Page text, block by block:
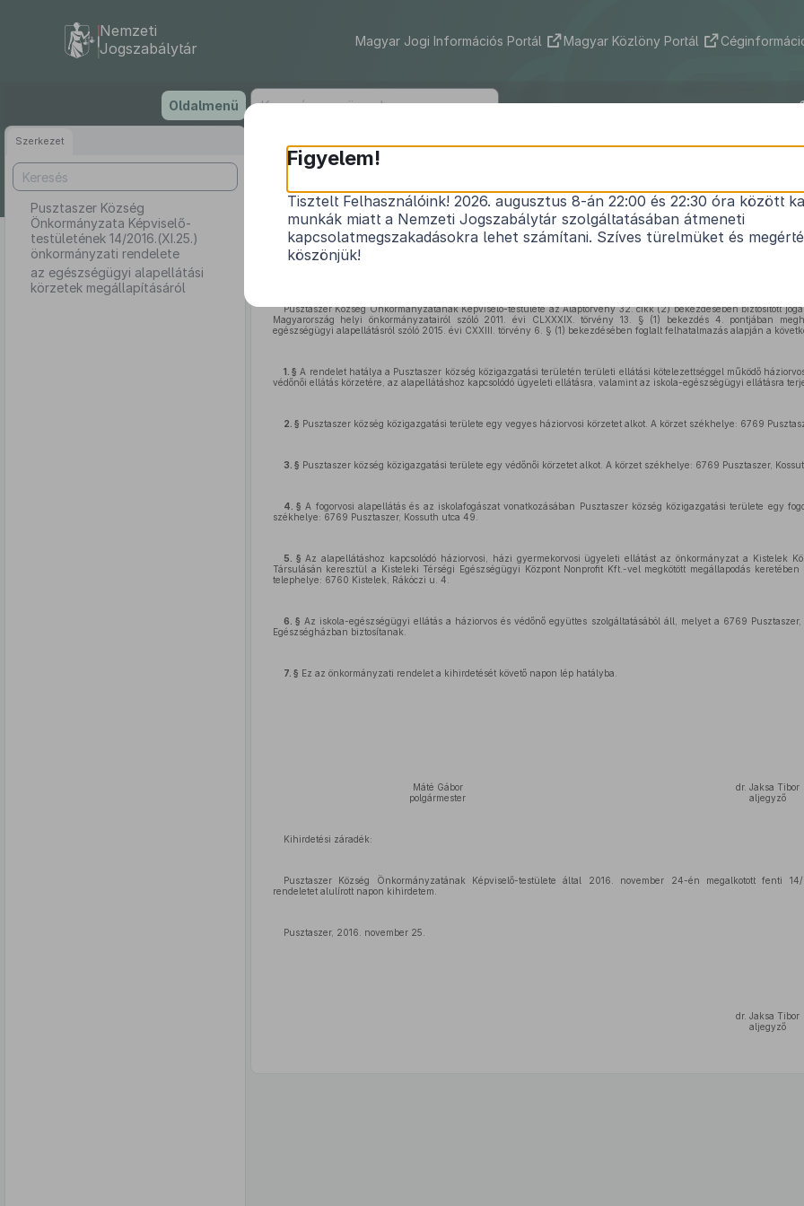
tartalomra
Nemzeti
Jogszabálytár
Magyar Jogi Információs Portál Magyar Közlöny Portál
Oldalmenü
Szerkezet
Pusztaszer Község
Önkormányzata Képviselő-
testületének 14/2016.(XI.25.)
önkormányzati rendelete
az egészségügyi alapellátási
körzetek megállapításáról
Pusztaszer Község Önkormányzata Képviselő-
az egészségügyi alapellátási körzetek
Pusztaszer Község Önkormányzatának Képviselő-testülete az Alaptörvény 32. cikk (2) bekezdésében biztosított
Magyarország helyi önkormányzatairól szóló 2011. évi CLXXXIX. törvény 13. § (1) bekezdés 4. pontjában
egészségügyi alapellátásról szóló 2015. évi CXXIII. törvény 6. § (1) bekezdésében foglalt felhatalmazás alapján a
1. § A rendelet hatálya a Pusztaszer község közigazgatási területén területi ellátási kötelezettséggel működő
védőnői ellátás körzetére, az alapellátáshoz kapcsolódó ügyeleti ellátásra, valamint az iskola-egészségügyi ellátásra
2. § Pusztaszer község közigazgatási területe egy vegyes háziorvosi körzetet alkot. A körzet székhelye: 6769
3. § Pusztaszer község közigazgatási területe egy védőnői körzetet alkot. A körzet székhelye: 6769 Pusztaszer,
4. § A fogorvosi alapellátás és az iskolafogászat vonatkozásában Pusztaszer község közigazgatási területe egy
székhelye: 6769 Pusztaszer, Kossuth utca 49.
5. § Az alapellátáshoz kapcsolódó háziorvosi, házi gyermekorvosi ügyeleti ellátást az önkormányzat a Kistelek
Társulásán keresztül a Kisteleki Térségi Egészségügyi Központ Nonprofit Kft.-vel megkötött megállapodás
telephelye: 6760 Kistelek, Rákóczi u. 4.
6. § Az iskola-egészségügyi ellátás a háziorvos és védőnő együttes szolgáltatásából áll, melyet a 6769
Egészségházban biztosítanak.
7. § Ez az önkormányzati rendelet a kihirdetését követő napon lép hatályba.
Máté Gábor
polgármester
dr. Jaksa Tibor
aljegyző
Kihirdetési záradék:
Pusztaszer Község Önkormányzatának Képviselő-testülete által 2016. november 24-én megalkotott fenti 14/
rendeletet alulírott napon kihirdetem.
Pusztaszer, 2016. november 25.
dr. Jaksa Tibor
aljegyző
Figyelem!
Tisztelt Felhasználóink! 2026. augusztus 8-án 22:00 és 22:30 óra között
munkák miatt a Nemzeti Jogszabálytár szolgáltatásában átmeneti
kapcsolatmegszakadásokra lehet számítani. Szíves türelmüket és
köszönjük!